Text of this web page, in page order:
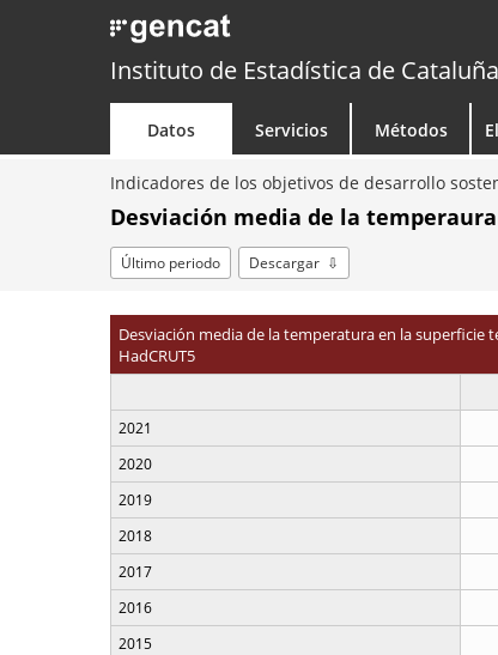
Instituto de Estadística de Cataluña
Datos Servicios Métodos
Indicadores de los objetivos de desarrollo
Desviación media de la
Último periodo Descargar
Desviación media de la temperatura en la superficie
HadCRUT5
2021
2020
2019
2018
2017
2016
2015